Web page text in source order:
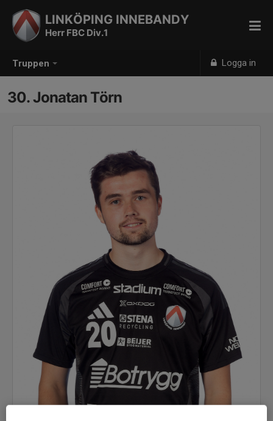
Truppen Logga in
LINKÖPING INNEBANDY
Herr FBC Div.1
30. Jonatan Törn